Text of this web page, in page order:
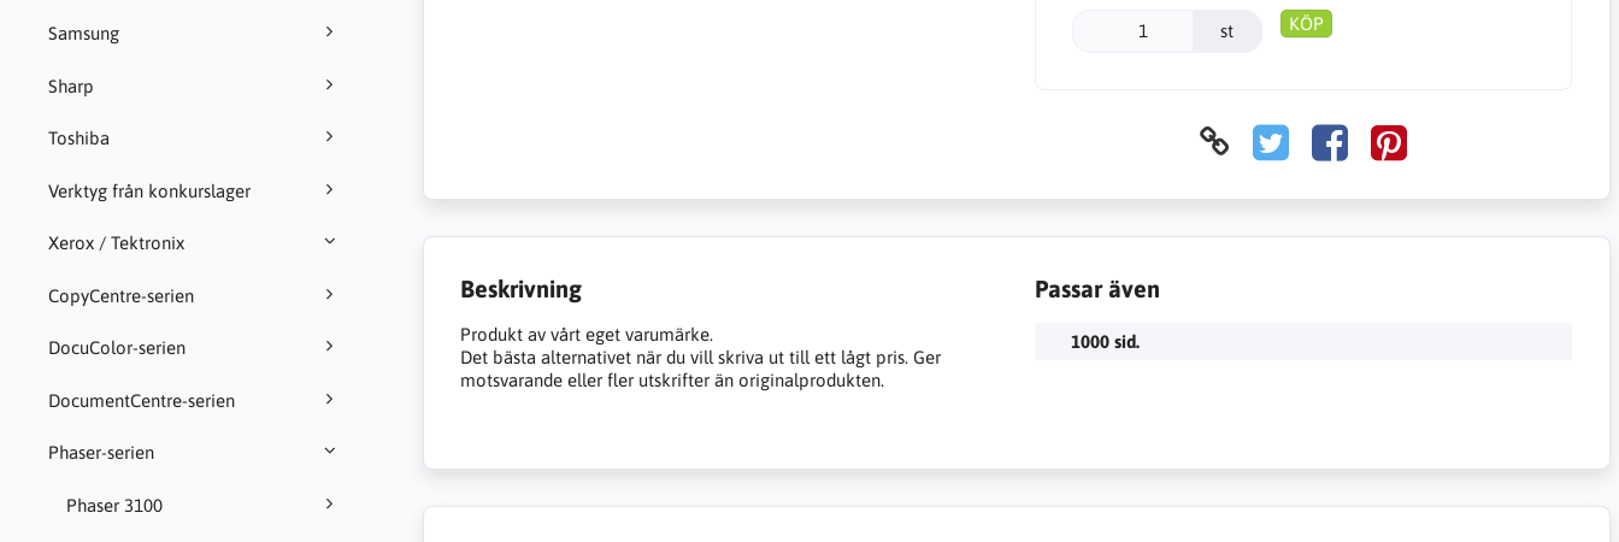
Samsung
Sharp
Toshiba
Verktyg från konkurslager
Xerox / Tektronix
CopyCentre-serien
DocuColor-serien
DocumentCentre-serien
Phaser-serien
Phaser 3100
st KÖP
Beskrivning
Produkt av vårt eget varumärke.
Det bästa alternativet när du vill skriva ut till ett lågt pris. Ger
motsvarande eller fler utskrifter än originalprodukten.
Passar även
1000 sid.